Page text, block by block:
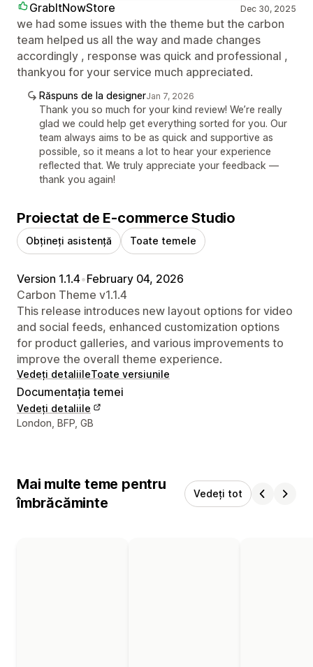
GrabItNowStore Dec 30, 2025
we had some issues with the theme but the carbon
team helped us all the way and made changes
accordingly , response was quick and professional ,
thankyou for your service much appreciated.
Răspuns de la designerJan 7, 2026
Thank you so much for your kind review! We’re really
glad we could help get everything sorted for you. Our
team always aims to be as quick and supportive as
possible, so it means a lot to hear your experience
reflected that. We truly appreciate your feedback —
thank you again!
Proiectat de E-commerce Studio
Obțineți asistență Toate temele
Version 1.1.4•February 04, 2026
Carbon Theme v1.1.4
This release introduces new layout options for video
and social feeds, enhanced customization options
for product galleries, and various improvements to
improve the overall theme experience.
Vedeți detaliileToate versiunile
Documentația temei
Vedeți detaliile
Detaliile de contact ale designerului
London, BFP, GB
Mai multe teme pentru
îmbrăcăminte
Vedeți tot